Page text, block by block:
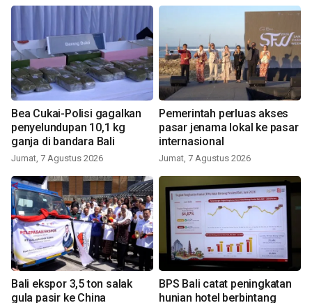
Bea Cukai-Polisi gagalkan
penyelundupan 10,1 kg
ganja di bandara Bali
Jumat, 7 Agustus 2026
Pemerintah perluas akses
pasar jenama lokal ke pasar
internasional
Jumat, 7 Agustus 2026
Bali ekspor 3,5 ton salak
gula pasir ke China
BPS Bali catat peningkatan
hunian hotel berbintang